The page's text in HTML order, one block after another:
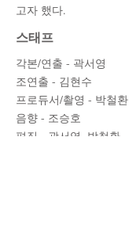
고자 했다.
스태프
각본/연출 - 곽서영
조연출 - 김현수
프로듀서/촬영 - 박철환
음향 - 조승호
편집 - 곽서영, 박철환